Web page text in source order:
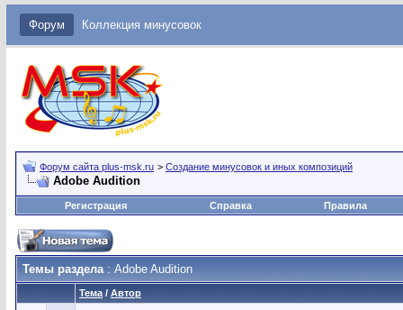
Форум Коллекция минусовок
Форум сайта plus-msk.ru > Создание минусовок и иных композиций
Adobe Audition
Регистрация Справка Правила
Темы раздела: Adobe Audition
Тема / Автор